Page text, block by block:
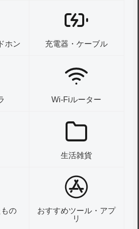
ホン 充電器・ケーブル
Wi-Fiルーター
生活雑貨
の
おすすめツール・アプ
リ